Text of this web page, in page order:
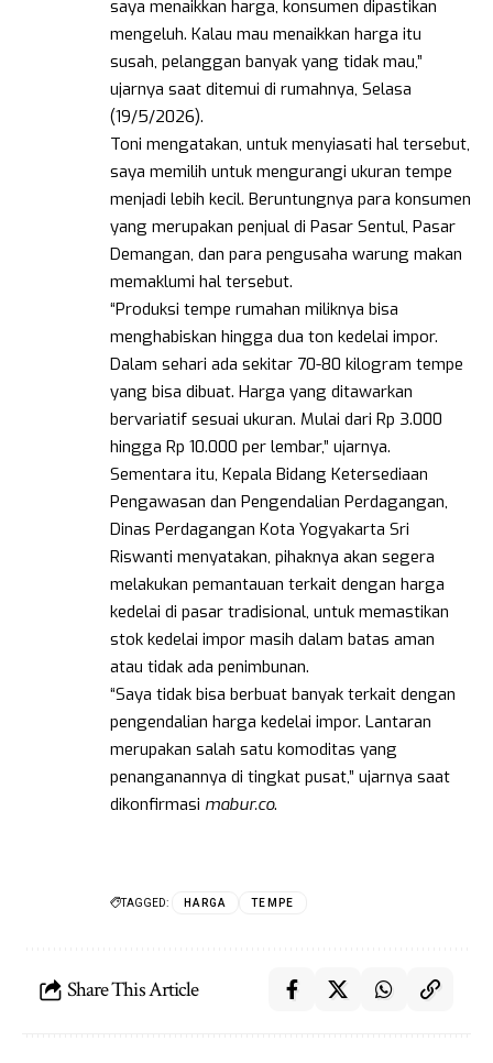
saya menaikkan harga, konsumen dipastikan
mengeluh. Kalau mau menaikkan harga itu
susah, pelanggan banyak yang tidak mau,”
ujarnya saat ditemui di rumahnya, Selasa
(19/5/2026).
Toni mengatakan, untuk menyiasati hal tersebut,
saya memilih untuk mengurangi ukuran tempe
menjadi lebih kecil. Beruntungnya para konsumen
yang merupakan penjual di Pasar Sentul, Pasar
Demangan, dan para pengusaha warung makan
memaklumi hal tersebut.
“Produksi tempe rumahan miliknya bisa
menghabiskan hingga dua ton kedelai impor.
Dalam sehari ada sekitar 70-80 kilogram tempe
yang bisa dibuat. Harga yang ditawarkan
bervariatif sesuai ukuran. Mulai dari Rp 3.000
hingga Rp 10.000 per lembar,” ujarnya.
Sementara itu, Kepala Bidang Ketersediaan
Pengawasan dan Pengendalian Perdagangan,
Dinas Perdagangan Kota Yogyakarta Sri
Riswanti menyatakan, pihaknya akan segera
melakukan pemantauan terkait dengan harga
kedelai di pasar tradisional, untuk memastikan
stok kedelai impor masih dalam batas aman
atau tidak ada penimbunan.
“Saya tidak bisa berbuat banyak terkait dengan
pengendalian harga kedelai impor. Lantaran
merupakan salah satu komoditas yang
penanganannya di tingkat pusat,” ujarnya saat
dikonfirmasi mabur.co.
TAGGED: HARGA TEMPE
Share This Article